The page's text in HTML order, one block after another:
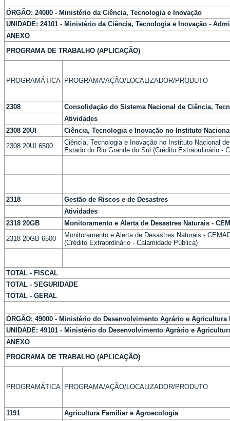
ÓRGÃO: 24000 - Ministério da Ciência, Tecnologia e Inovação
UNIDADE: 24101 - Ministério da Ciência, Tecnologia e Inovação -
ANEXO
PROGRAMA DE TRABALHO (APLICAÇÃO)
PROGRAMÁTICA PROGRAMA/AÇÃO/LOCALIZADOR/PRODUTO
2308
Consolidação do Sistema Nacional de Ciência,
Atividades
2308 20UI
Ciência, Tecnologia e Inovação no Instituto
2308 20UI 6500
Ciência, Tecnologia e Inovação no Instituto Nacional
Estado do Rio Grande do Sul (Crédito Extraordinário -
2318
Gestão de Riscos e de Desastres
Atividades
2318 20GB
Monitoramento e Alerta de Desastres Naturais -
2318 20GB 6500
Monitoramento e Alerta de Desastres Naturais -
(Crédito Extraordinário - Calamidade Pública)
TOTAL - FISCAL
TOTAL - SEGURIDADE
TOTAL - GERAL
ÓRGÃO: 49000 - Ministério do Desenvolvimento Agrário e Agricultura
UNIDADE: 49101 - Ministério do Desenvolvimento Agrário e
ANEXO
PROGRAMA DE TRABALHO (APLICAÇÃO)
PROGRAMÁTICA PROGRAMA/AÇÃO/LOCALIZADOR/PRODUTO
1191 Agricultura Familiar e Agroecologia